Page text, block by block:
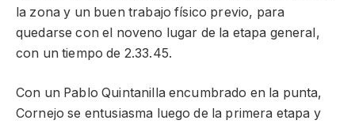
la zona y un buen trabajo físico previo, para
quedarse con el noveno lugar de la etapa general,
con un tiempo de 2.33.45.
Con un Pablo Quintanilla encumbrado en la punta,
Cornejo se entusiasma luego de la primera etapa y